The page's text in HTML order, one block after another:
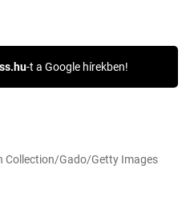
-t a Google hírekben!
Collection/Gado/Getty Images